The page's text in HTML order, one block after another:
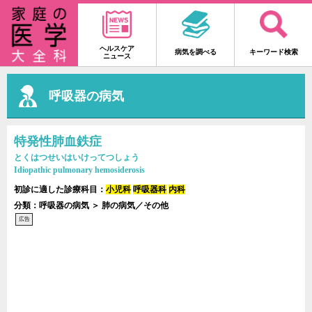
ヘルスケア
ニュース
病気を調べる キーワード検索
呼吸器の病気
特発性肺血鉄症
とくはつせいはいけってつしょう
Idiopathic pulmonary hemosiderosis
初診に適した診療科目： 小児科 呼吸器科 内科
分類：呼吸器の病気 ＞ 肺の病気／その他
広告